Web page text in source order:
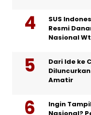
SUS
Resmi
Nasional
Dari Ide ke
Amatir
Ingin